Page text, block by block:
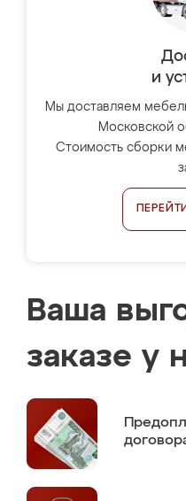
и
Мы доставляем
Московской
Стоимость сборки
Ваша
заказе у